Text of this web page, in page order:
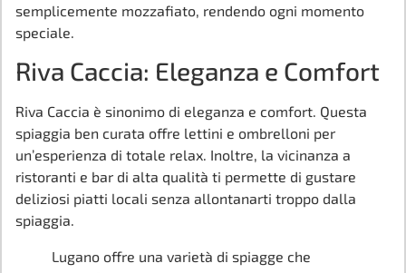
semplicemente mozzafiato, rendendo ogni momento
speciale.
Riva Caccia: Eleganza e Comfort
Riva Caccia è sinonimo di eleganza e comfort. Questa
spiaggia ben curata offre lettini e ombrelloni per
un’esperienza di totale relax. Inoltre, la vicinanza a
ristoranti e bar di alta qualità ti permette di gustare
deliziosi piatti locali senza allontanarti troppo dalla
spiaggia.
Lugano offre una varietà di spiagge che